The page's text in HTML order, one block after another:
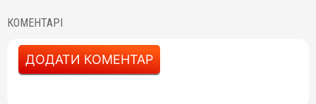
КОМЕНТАРІ
ДОДАТИ КОМЕНТАР